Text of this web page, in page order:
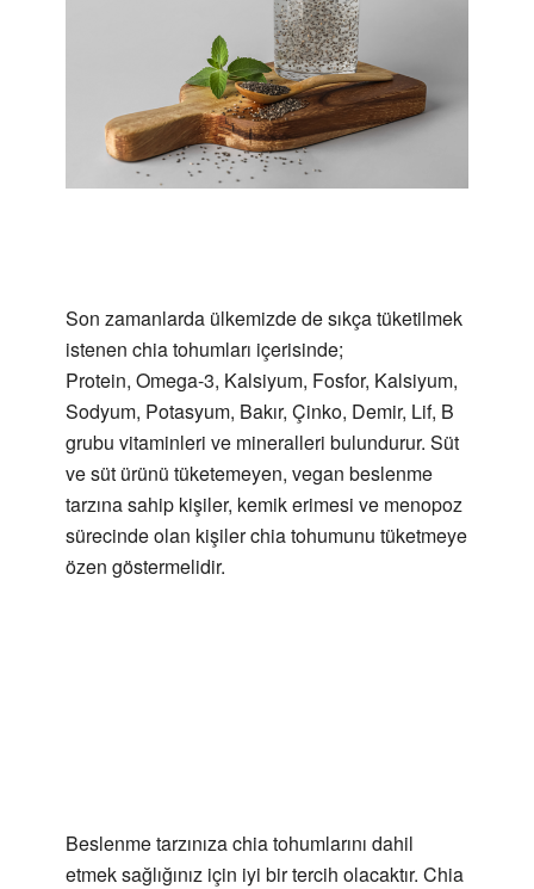
Son zamanlarda ülkemizde de sıkça tüketilmek
istenen chia tohumları içerisinde;
Protein, Omega-3, Kalsiyum, Fosfor, Kalsiyum,
Sodyum, Potasyum, Bakır, Çinko, Demir, Lif, B
grubu vitaminleri ve mineralleri bulundurur. Süt
ve süt ürünü tüketemeyen, vegan beslenme
tarzına sahip kişiler, kemik erimesi ve menopoz
sürecinde olan kişiler chia tohumunu tüketmeye
özen göstermelidir.
Beslenme tarzınıza chia tohumlarını dahil
etmek sağlığınız için iyi bir tercih olacaktır. Chia